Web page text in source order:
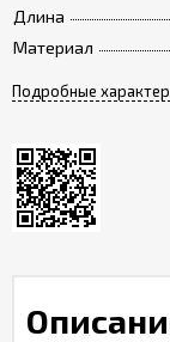
Длина
Материал
Подробные